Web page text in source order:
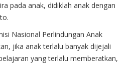
pada anak, didiklah anak dengan
Nasional Perlindungan Anak
jika anak terlalu banyak dijejali
yang terlalu memberatkan,